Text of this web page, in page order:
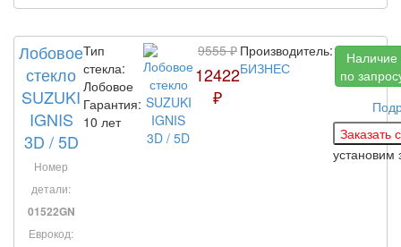
Лобовое
стекло
SUZUKI
IGNIS
3D / 5D
Номер
детали:
01522GN
Еврокод:
Тип
стекла:
Лобовое
Гарантия:
10 лет
9555 ₽
12422
₽
Производитель:
БИЗНЕС
Наличие
по
установим